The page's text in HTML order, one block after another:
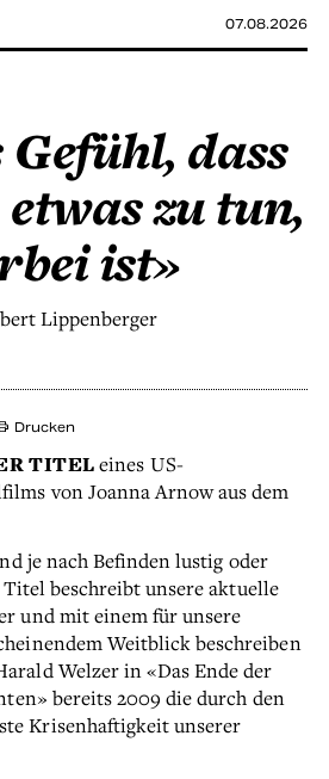
07.08.2026
Gefühl, dass
zu tun,
ist»
Lippenberger
Drucken
TITELeines US-
von Joanna Arnow aus dem
je nach Befinden lustig oder
beschreibt unsere aktuelle
und mit einem für unsere
Weitblick beschreiben
Welzer in «Das Ende der
bereits 2009 die durch den
Krisenhaftigkeit unserer